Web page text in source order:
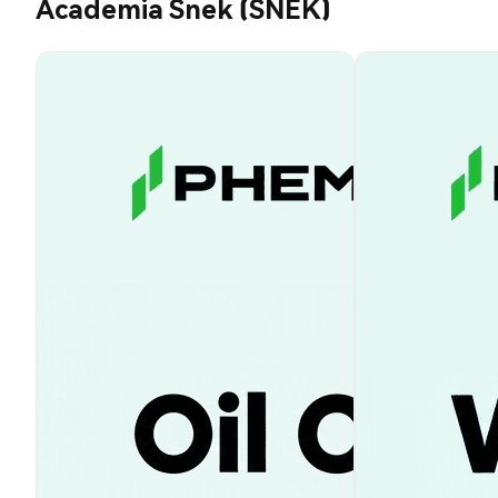
Academia Snek (SNEK)